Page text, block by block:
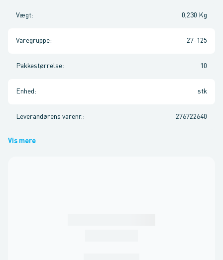
Vægt: 0,230 Kg
Varegruppe: 27-125
Pakkestørrelse: 10
Enhed : stk
Leverandørens varenr. : 276722640
Vis mere